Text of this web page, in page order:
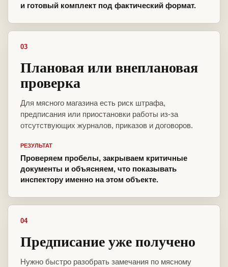
и готовый комплект под фактический формат.
03
Плановая или внеплановая
проверка
Для мясного магазина есть риск штрафа,
предписания или приостановки работы из-за
отсутствующих журналов, приказов и договоров.
РЕЗУЛЬТАТ
Проверяем пробелы, закрываем критичные
документы и объясняем, что показывать
инспектору именно на этом объекте.
04
Предписание уже получено
Нужно быстро разобрать замечания по мясному